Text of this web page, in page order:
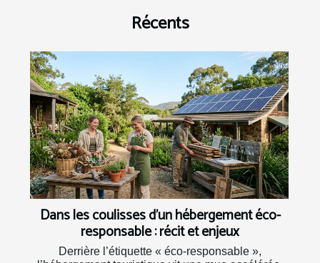
Récents
Dans les coulisses d’un hébergement éco-
responsable : récit et enjeux
Derrière l’étiquette « éco-responsable »,